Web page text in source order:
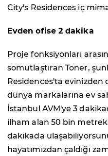
City's Residences iç
Evden ofise 2 dakika
Proje fonksiyonları
somutlaştıran Toner,
Residences'ta evinizden
dünya markalarına ev
İstanbul AVM'ye 3
ilham alan 50 bin
dakikada
hayatımızdan çaldığı